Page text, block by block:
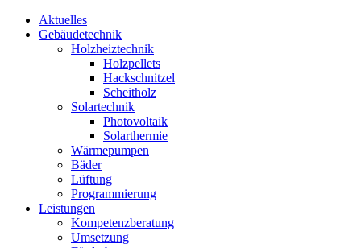
Aktuelles
Gebäudetechnik
Holzheiztechnik
Holzpellets
Hackschnitzel
Scheitholz
Solartechnik
Photovoltaik
Solarthermie
Wärmepumpen
Bäder
Lüftung
Programmierung
Leistungen
Kompetenzberatung
Umsetzung